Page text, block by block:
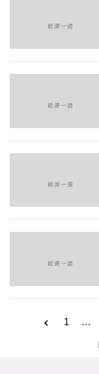
1 …